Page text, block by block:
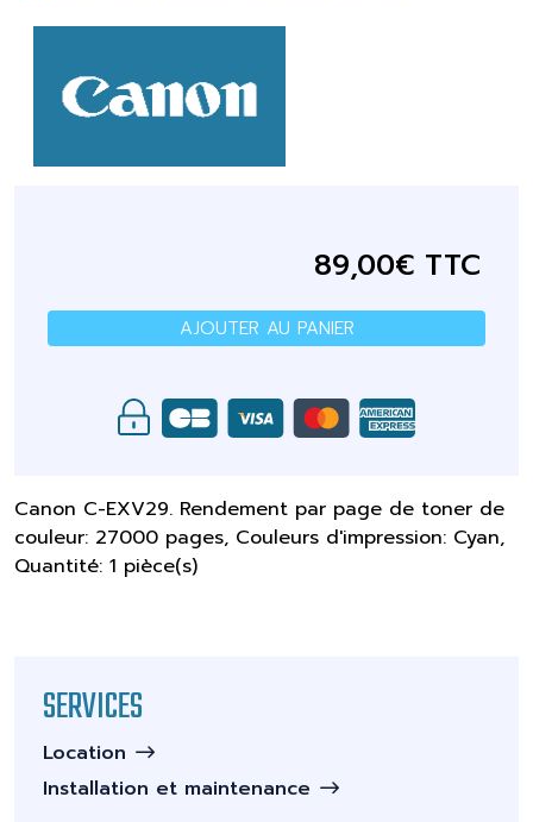
89,00€ TTC
AJOUTER AU PANIER
Canon C-EXV29. Rendement par page de toner de
couleur: 27000 pages, Couleurs d'impression: Cyan,
Quantité: 1 pièce(s)
SERVICES
Location
Installation et maintenance